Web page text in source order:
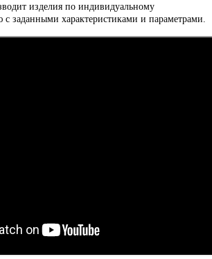
изделия по индивидуальному
с заданными характеристиками и параметрами.